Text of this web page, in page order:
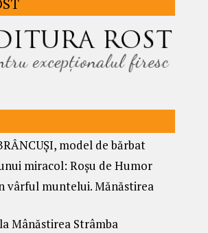
model de bărbat
miracol: Roșu de Humor
vârful muntelui. Mănăstirea
Mânăstirea Strâmba